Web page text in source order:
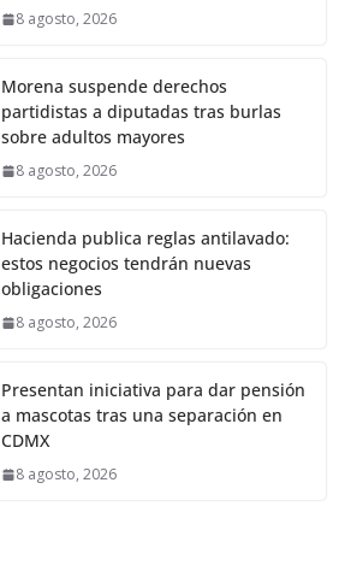
8 agosto, 2026
Morena suspende derechos
partidistas a diputadas tras burlas
sobre adultos mayores
8 agosto, 2026
Hacienda publica reglas antilavado:
estos negocios tendrán nuevas
obligaciones
8 agosto, 2026
Presentan iniciativa para dar pensión
a mascotas tras una separación en
CDMX
8 agosto, 2026